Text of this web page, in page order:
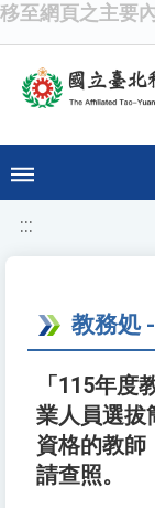
移至網頁之主要
:::
教務処
「115年度
業人員選拔
資格的教師
請查照。